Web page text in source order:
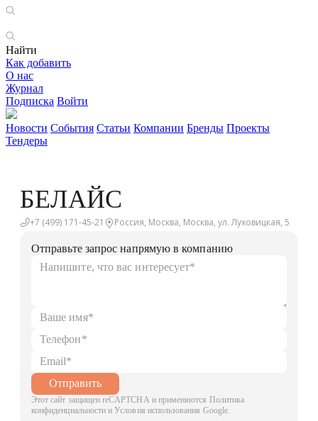
Найти
Как добавить
О нас
Журнал
Подписка Войти
Новости События Статьи Компании Бренды Проекты
Тендеры
БЕЛАЙС
+7 (499) 171-45-21 Россия, Москва, Москва, ул. Луховицкая, 5
Отправьте запрос напрямую в компанию
Отправить
Этот сайт защищен reCAPTCHA и применяются Политика
конфиденциальности и Условия использования Google.